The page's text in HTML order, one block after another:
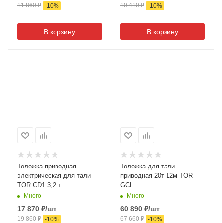
11 860₽ -10%
В корзину
10 410₽ -10%
В корзину
Тележка приводная
электрическая для тали
TOR CD1 3,2 т
Много
17 870 ₽/шт
19 860₽ -10%
Тележка для тали
приводная 20т 12м TOR
GCL
Много
60 890₽/шт
67 660₽ -10%